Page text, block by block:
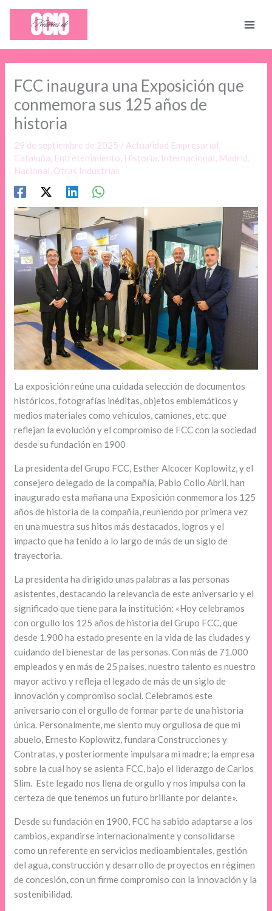
contenido
FCC inaugura una Exposición que
conmemora sus 125 años de
historia
29 de septiembre de 2025 / Actualidad Empresarial,
Cataluña, Entretenimiento, Historia, Internacional, Madrid,
Nacional, Otras Industrias
La exposición reúne una cuidada selección de documentos
históricos, fotografías inéditas, objetos emblemáticos y
medios materiales como vehículos, camiones, etc. que
reflejan la evolución y el compromiso de FCC con la sociedad
desde su fundación en 1900
La presidenta del Grupo FCC, Esther Alcocer Koplowitz, y el
consejero delegado de la compañía, Pablo Colio Abril, han
inaugurado esta mañana una Exposición conmemora los 125
años de historia de la compañía, reuniendo por primera vez
en una muestra sus hitos más destacados, logros y el
impacto que ha tenido a lo largo de más de un siglo de
trayectoria.
La presidenta ha dirigido unas palabras a las personas
asistentes, destacando la relevancia de este aniversario y el
significado que tiene para la institución: «Hoy celebramos
con orgullo los 125 años de historia del Grupo FCC, que
desde 1.900 ha estado presente en la vida de las ciudades y
cuidando del bienestar de las personas. Con más de 71.000
empleados y en más de 25 países, nuestro talento es nuestro
mayor activo y refleja el legado de más de un siglo de
innovación y compromiso social. Celebramos este
aniversario con el orgullo de formar parte de una historia
única. Personalmente, me siento muy orgullosa de que mi
abuelo, Ernesto Koplowitz, fundara Construcciones y
Contratas, y posteriormente impulsara mi madre; la empresa
sobre la cual hoy se asienta FCC, bajo el liderazgo de Carlos
Slim. Este legado nos llena de orgullo y nos impulsa con la
certeza de que tenemos un futuro brillante por delante».
Desde su fundación en 1900, FCC ha sabido adaptarse a los
cambios, expandirse internacionalmente y consolidarse
como un referente en servicios medioambientales, gestión
del agua, construcción y desarrollo de proyectos en régimen
de concesión, con un firme compromiso con la innovación y la
sostenibilidad.